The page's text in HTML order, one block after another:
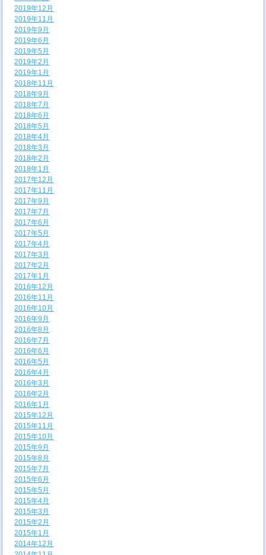
2019年12月
2019年11月
2019年9月
2019年6月
2019年5月
2019年2月
2019年1月
2018年11月
2018年9月
2018年7月
2018年6月
2018年5月
2018年4月
2018年3月
2018年2月
2018年1月
2017年12月
2017年11月
2017年9月
2017年7月
2017年6月
2017年5月
2017年4月
2017年3月
2017年2月
2017年1月
2016年12月
2016年11月
2016年10月
2016年9月
2016年8月
2016年7月
2016年6月
2016年5月
2016年4月
2016年3月
2016年2月
2016年1月
2015年12月
2015年11月
2015年10月
2015年9月
2015年8月
2015年7月
2015年6月
2015年5月
2015年4月
2015年3月
2015年2月
2015年1月
2014年12月